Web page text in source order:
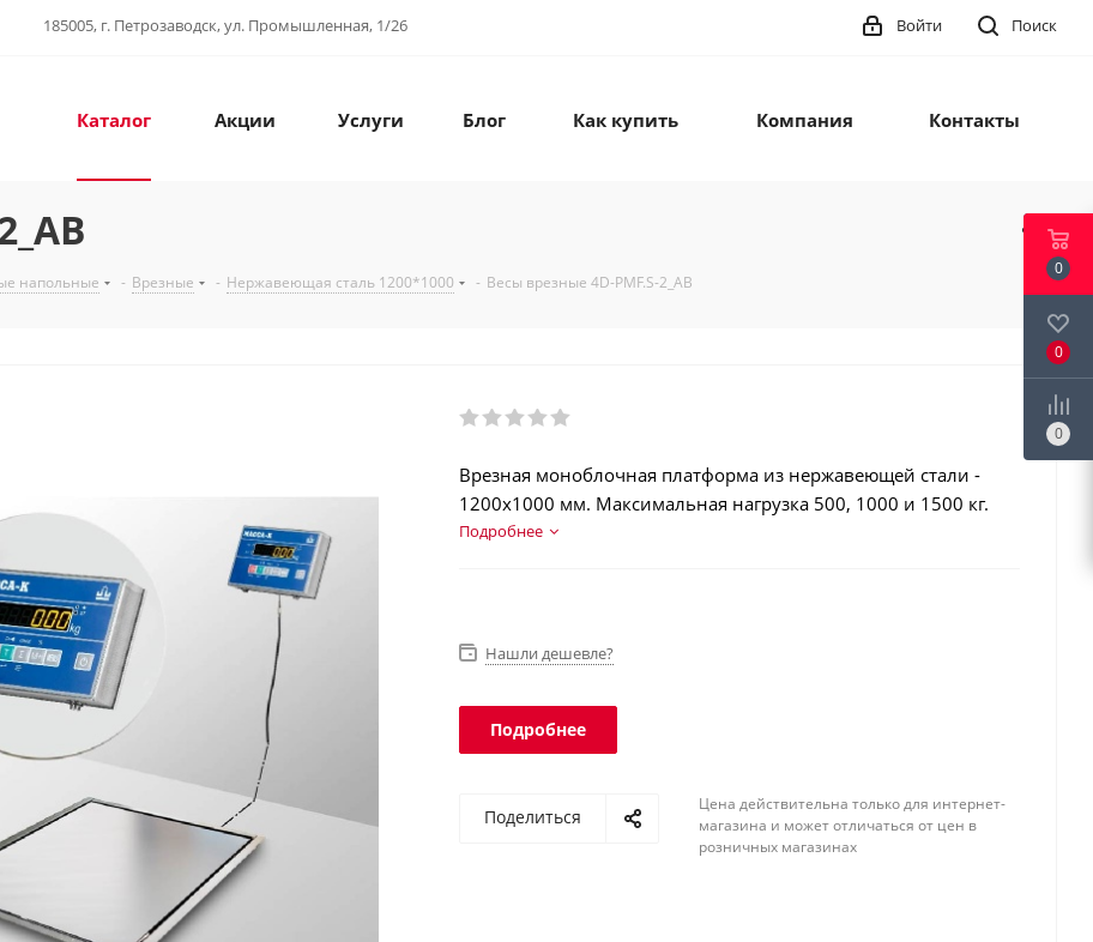
185005, г. Петрозаводск, ул. Промышленная, 1/26 Поиск
Войти
Каталог Акции Услуги Блог Как купить Компания Контакты
напольные - Врезные - Нержавеющая сталь 1200*1000 - Весы врезные 4D-PMF.S-2_AB
Врезная моноблочная платформа из нержавеющей стали -
1200х1000 мм. Максимальная нагрузка 500, 1000 и 1500 кг.
Корпус терминала из нержавеющей стали. Класс защиты
Подробнее
Нашли дешевле?
Подробнее
Поделиться
Цена действительна только для интернет-
магазина и может отличаться от цен в
розничных магазинах
0
0
0